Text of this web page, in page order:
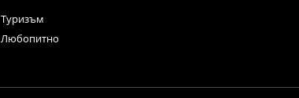
Туризъм
Любопитно